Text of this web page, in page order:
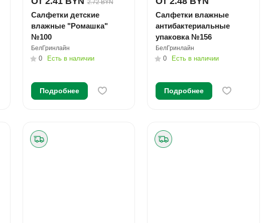
2.72 BYN
Салфетки детские
влажные "Ромашка"
№100
БелГринлайн
0 Есть в наличии
Подробнее
Салфетки влажные
антибактериальные
упаковка №156
БелГринлайн
0 Есть в наличии
Подробнее